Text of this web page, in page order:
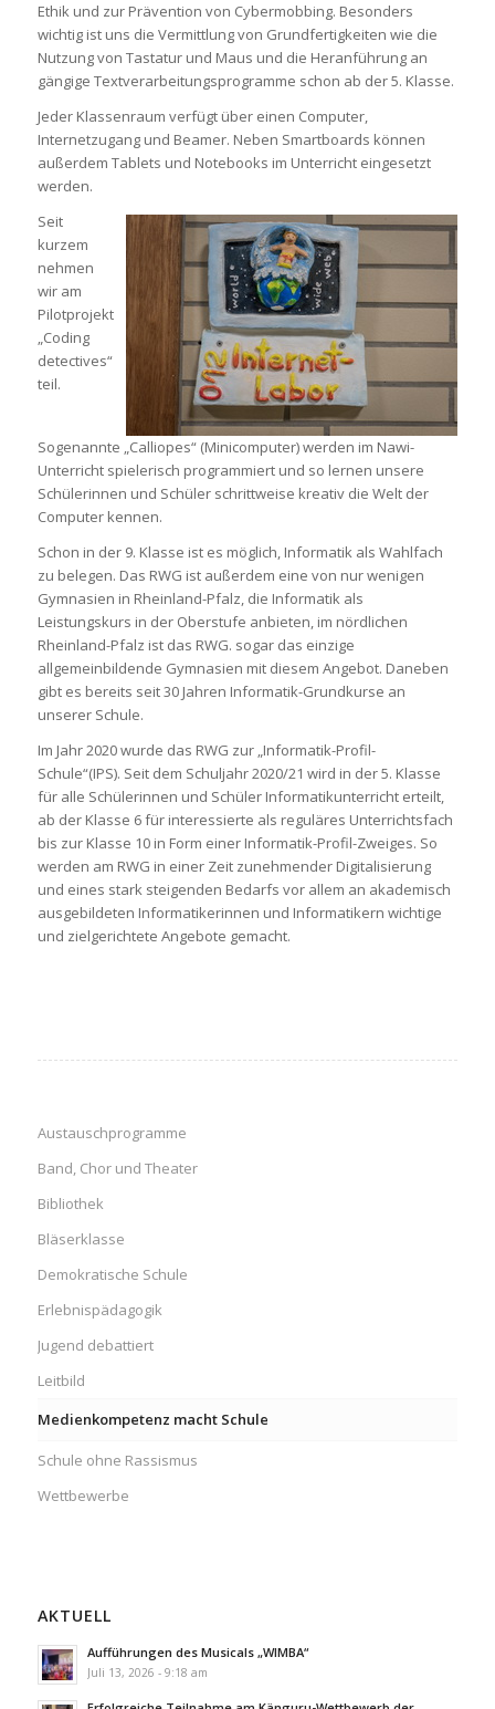
Ethik und zur Prävention von Cybermobbing. Besonders
wichtig ist uns die Vermittlung von Grundfertigkeiten wie die
Nutzung von Tastatur und Maus und die Heranführung an
gängige Textverarbeitungsprogramme schon ab der 5. Klasse.
Jeder Klassenraum verfügt über einen Computer,
Internetzugang und Beamer. Neben Smartboards können
außerdem Tablets und Notebooks im Unterricht eingesetzt
werden.
Seit
kurzem
nehmen
wir am
Pilotprojekt
„Coding
detectives“
teil.
Sogenannte „Calliopes“ (Minicomputer) werden im Nawi-
Unterricht spielerisch programmiert und so lernen unsere
Schülerinnen und Schüler schrittweise kreativ die Welt der
Computer kennen.
Schon in der 9. Klasse ist es möglich, Informatik als Wahlfach
zu belegen. Das RWG ist außerdem eine von nur wenigen
Gymnasien in Rheinland-Pfalz, die Informatik als
Leistungskurs in der Oberstufe anbieten, im nördlichen
Rheinland-Pfalz ist das RWG. sogar das einzige
allgemeinbildende Gymnasien mit diesem Angebot. Daneben
gibt es bereits seit 30 Jahren Informatik-Grundkurse an
unserer Schule.
Im Jahr 2020 wurde das RWG zur „Informatik-Profil-
Schule“(IPS). Seit dem Schuljahr 2020/21 wird in der 5. Klasse
für alle Schülerinnen und Schüler Informatikunterricht erteilt,
ab der Klasse 6 für interessierte als reguläres Unterrichtsfach
bis zur Klasse 10 in Form einer Informatik-Profil-Zweiges. So
werden am RWG in einer Zeit zunehmender Digitalisierung
und eines stark steigenden Bedarfs vor allem an akademisch
ausgebildeten Informatikerinnen und Informatikern wichtige
und zielgerichtete Angebote gemacht.
Austauschprogramme
Band, Chor und Theater
Bibliothek
Bläserklasse
Demokratische Schule
Erlebnispädagogik
Jugend debattiert
Leitbild
Medienkompetenz macht Schule
Schule ohne Rassismus
Wettbewerbe
AKTUELL
Aufführungen des Musicals „WIMBA“
Juli 13, 2026 - 9:18 am